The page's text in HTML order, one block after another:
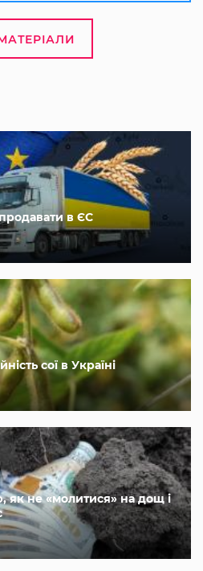
в ЄС
сої в Україні
як не «молитися» на дощ і